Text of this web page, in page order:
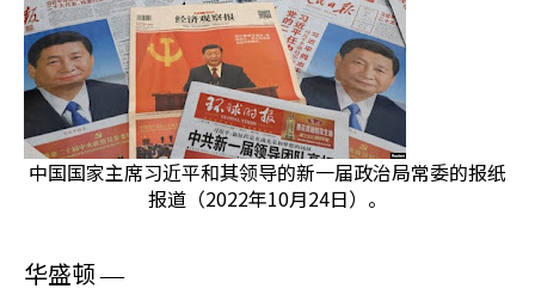
中国国家主席习近平和其领导的新一届政治局常委的报纸
报道（2022年10月24日）。
华盛顿 —